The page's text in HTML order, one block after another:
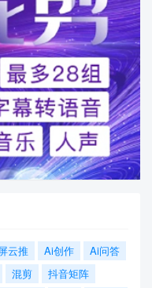
云推 Ai创作
Ai问答
混剪
抖音矩阵